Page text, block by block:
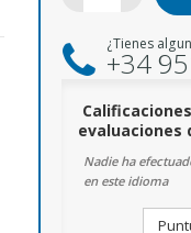
¿Tienes
+34
evaluaciones
Nadie ha
en este idioma